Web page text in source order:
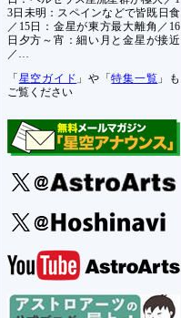
3日未明：スペインなどで皆既日食
／15日：金星が東方最大離角／16
日夕方～宵：細い月と金星が接近
／…
「 星空ガイド 」や「特集一覧 」も
ご覧ください